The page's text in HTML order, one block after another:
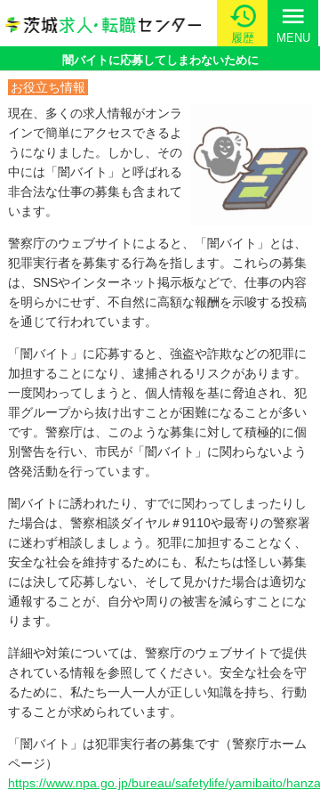
履歴
menu
MENU
闇バイトに応募してしまわないために
お役立ち情報
現在、多くの求人情報がオンラ
インで簡単にアクセスできるよ
うになりました。しかし、その
中には「闇バイト」と呼ばれる
非合法な仕事の募集も含まれて
います。
警察庁のウェブサイトによると、「闇バイト」とは、
犯罪実行者を募集する行為を指します。これらの募集
は、SNSやインターネット掲示板などで、仕事の内容
を明らかにせず、不自然に高額な報酬を示唆する投稿
を通じて行われています。
「闇バイト」に応募すると、強盗や詐欺などの犯罪に
加担することになり、逮捕されるリスクがあります。
一度関わってしまうと、個人情報を基に脅迫され、犯
罪グループから抜け出すことが困難になることが多い
です。警察庁は、このような募集に対して積極的に個
別警告を行い、市民が「闇バイト」に関わらないよう
啓発活動を行っています。
闇バイトに誘われたり、すでに関わってしまったりし
た場合は、警察相談ダイヤル＃9110や最寄りの警察署
に迷わず相談しましょう。犯罪に加担することなく、
安全な社会を維持するためにも、私たちは怪しい募集
には決して応募しない、そして見かけた場合は適切な
通報することが、自分や周りの被害を減らすことにな
ります。
詳細や対策については、警察庁のウェブサイトで提供
されている情報を参照してください。安全な社会を守
るために、私たち一人一人が正しい知識を持ち、行動
することが求められています。
「闇バイト」は犯罪実行者の募集です（警察庁ホーム
ページ）
https://www.npa.go.jp/bureau/safetylife/yamibaito/